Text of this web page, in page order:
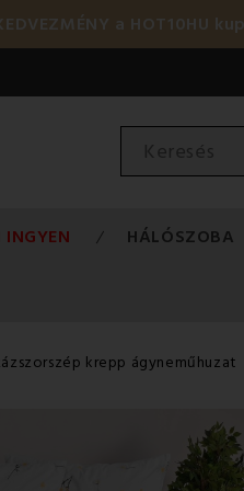
a HOT10HU
INGYEN HÁLÓSZOBA
krepp ágyneműhuzat